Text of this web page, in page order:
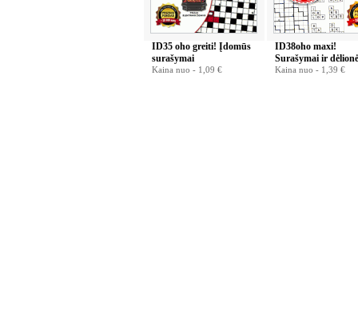
ID35 oho greiti! Įdomūs
surašymai
Kaina nuo - 1,09 €
ID38oho maxi!
Surašymai ir
Kaina nuo - 1,39 €